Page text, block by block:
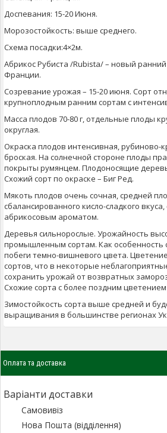
Доспевания: 15-20 Июня.
Морозостойкость: выше среднего.
Схема посадки:4×2м.
Абрикос Рубиста /Rubista/ – новый
Франции.
Созревание урожая – 15-20 июня. Сорт
крупноплодным ранним сортам с
Масса плодов 70-80 г, отдельные плоды
округлая.
Окраска плодов интенсивная, рубиново-
броская. На солнечной стороне плоды
покрыты румянцем. Плодоносящие
Схожий сорт по окраске – Биг Ред.
Мякоть плодов очень сочная, средней
сбалансированного кисло-сладкого
абрикосовым ароматом.
Деревья сильнорослые. Урожайность
промышленным сортам. Как особенность
побеги темно-вишневого цвета.
сортов, что в некоторые
сохранить урожай от возвратных
Схожие сорта с более поздним
Зимостойкость сорта выше средней и
выращивания в большинстве регионах
Оплата та доставка
Варіанти доставки
Самовивіз
Нова Пошта (відділення)